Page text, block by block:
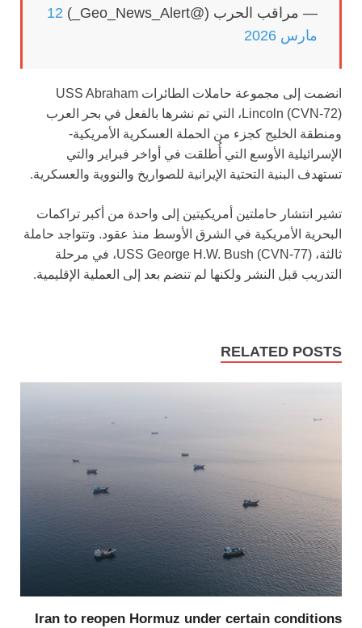
— مراقب الحرب (@Geo_News_Alert_)
12
مارس 2026
انضمت إلى مجموعة حاملات الطائرات USS Abraham
Lincoln (CVN-72)، التي تم نشرها بالفعل في بحر العرب
ومنطقة الخليج كجزء من الحملة العسكرية الأمريكية-
الإسرائيلية الأوسع التي أُطلقت في أواخر فبراير والتي
تستهدف البنية التحتية الإيرانية للصواريخ والنووية والعسكرية.
تشير انتشار حاملتين أمريكيتين إلى واحدة من أكبر تراكمات
البحرية الأمريكية في الشرق الأوسط منذ عقود. وتتواجد حاملة
ثالثة، USS George H.W. Bush (CVN-77)، في مرحلة
التدريب قبل النشر ولكنها لم تنضم بعد إلى العملية الإقليمية.
RELATED POSTS
Iran to reopen Hormuz under certain conditions